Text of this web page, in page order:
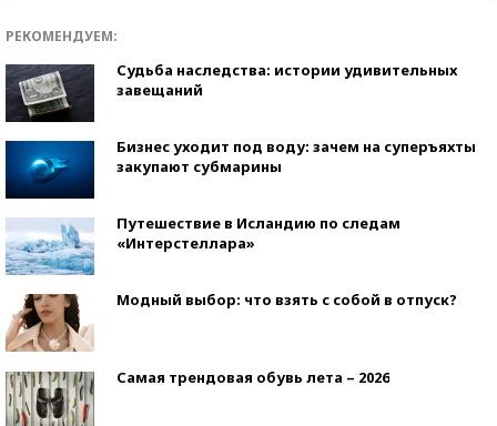
РЕКОМЕНДУЕМ:
Судьба наследства: истории удивительных
завещаний
Бизнес уходит под воду: зачем на суперъяхты
закупают субмарины
Путешествие в Исландию по следам
«Интерстеллара»
Модный выбор: что взять с собой в отпуск?
Самая трендовая обувь лета – 2026